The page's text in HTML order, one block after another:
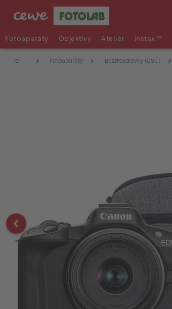
Fotoaparáty Objektivy Ateliér instax™
Fotoaparáty Bezzrcadlovky (CSC)